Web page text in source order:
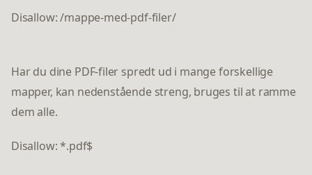
Disallow: /mappe-med-pdf-filer/
Har du dine PDF-filer spredt ud i mange forskellige
mapper, kan nedenstående streng, bruges til at ramme
dem alle.
Disallow: *.pdf$